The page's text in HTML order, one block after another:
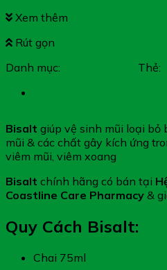
Xem thêm
Rút gọn
Danh mục:
Thẻ:
Bisalt giúp vệ sinh mũi loại bỏ
mũi & các chất gây kích ứng
viêm mũi, viêm xoang
Bisalt chính hãng có bán tại
Coastline Care Pharmacy &
Quy Cách Bisalt:
Chai 75ml